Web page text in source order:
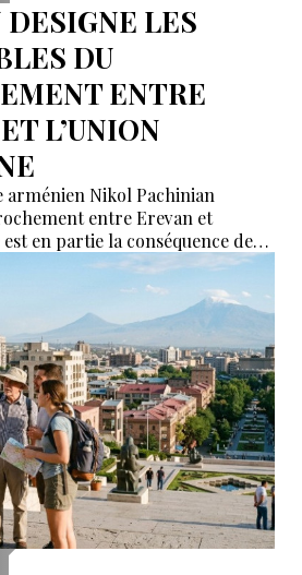
LES
DU
ENTRE
L’UNION
Nikol Pachinian
entre Erevan et
en partie la conséquence des
partenaires de l’Union
(UEEA), qui auraient affirmé
nécessaire à personne ». Selon
Erevan à rechercher de
économiques et diplomatiques.